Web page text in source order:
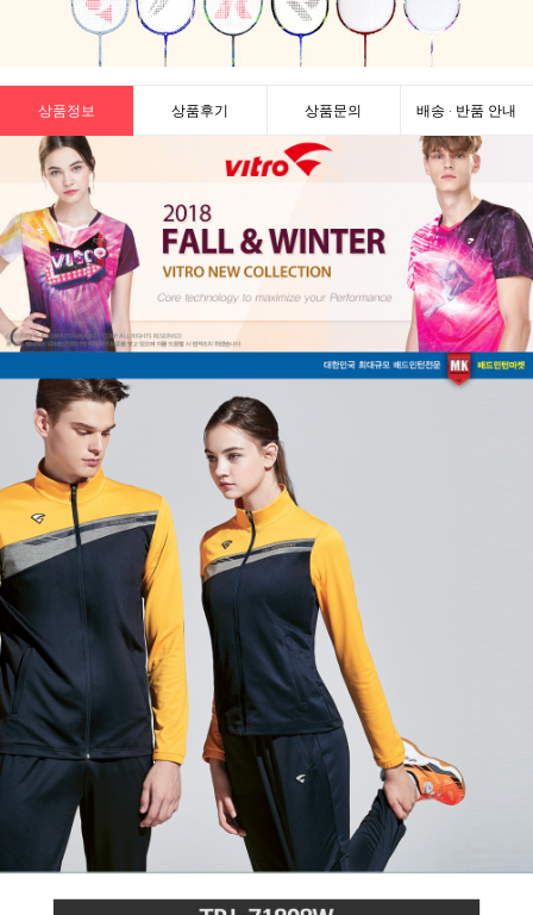
상품정보 상품후기 상품문의 배송 · 반품 안내